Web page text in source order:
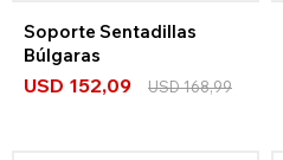
Soporte Sentadillas
Búlgaras
USD 152,09 USD168,99